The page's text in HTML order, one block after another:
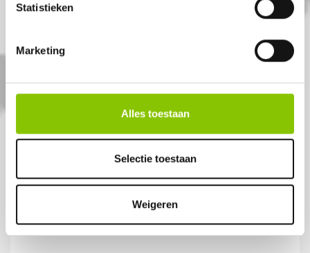
Statistieken
Marketing
Alles toestaan
Selectie toestaan
Weigeren
173-delig vuurwerkpakket
Artikelnummer: 1850